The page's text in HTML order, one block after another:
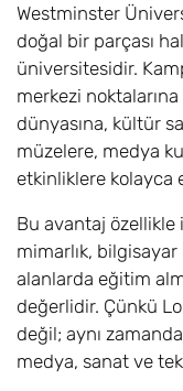
Foundation BSc
Biomedical
Science with
Foundation BSc
Business
Foundation BSc
Business
Management with
Foundation BA
Computer Games
Westminster
doğal bir parçası
üniversitesidir.
merkezi
dünyasına, kültür
müzelere, medya
etkinliklere kolayca
Bu avantaj özellikle
mimarlık,
alanlarda eğitim
değerlidir. Çünkü
değil; aynı
medya, sanat ve